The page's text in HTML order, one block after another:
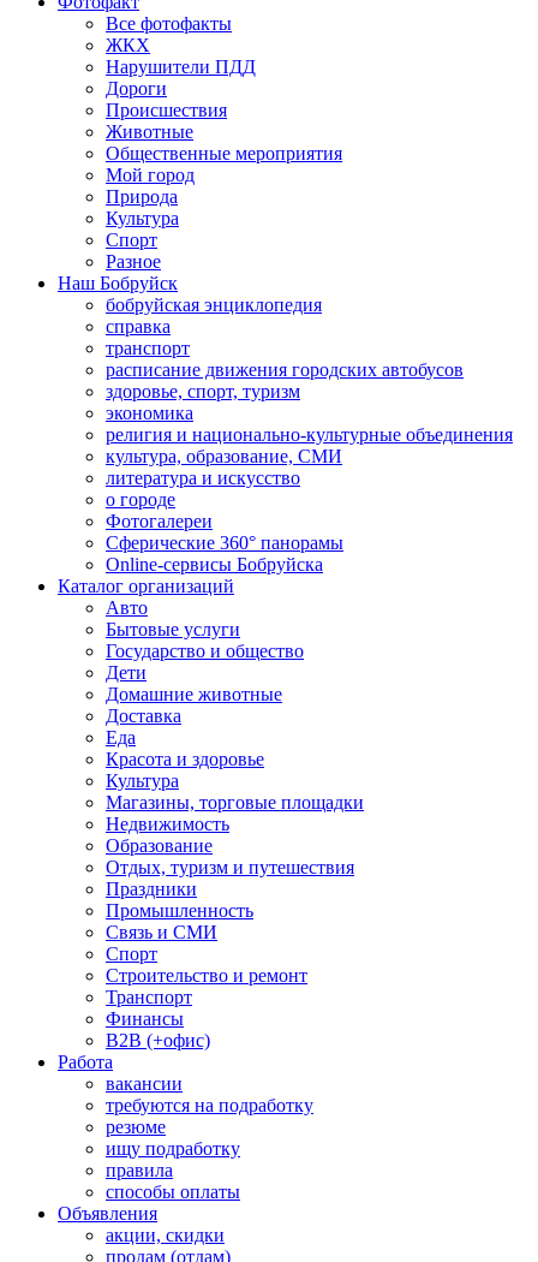
Все фотофакты
ЖКХ
Нарушители ПДД
Дороги
Происшествия
Животные
Общественные мероприятия
Мой город
Природа
Культура
Спорт
Разное
Наш Бобруйск
бобруйская энциклопедия
справка
транспорт
расписание движения городских автобусов
здоровье, спорт, туризм
экономика
религия и национально-культурные объединения
культура, образование, СМИ
литература и искусство
о городе
Фотогалереи
Сферические 360° панорамы
Online-сервисы Бобруйска
Каталог организаций
Авто
Бытовые услуги
Государство и общество
Дети
Домашние животные
Доставка
Еда
Красота и здоровье
Культура
Магазины, торговые площадки
Недвижимость
Образование
Отдых, туризм и путешествия
Праздники
Промышленность
Связь и СМИ
Спорт
Строительство и ремонт
Транспорт
Финансы
B2B (+офис)
Работа
вакансии
требуются на подработку
резюме
ищу подработку
правила
способы оплаты
Объявления
акции, скидки
продам (отдам)